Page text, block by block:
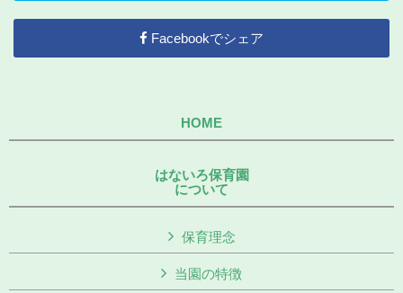
Facebookでシェア
HOME
はないろ保育園
について
保育理念
当園の特徴